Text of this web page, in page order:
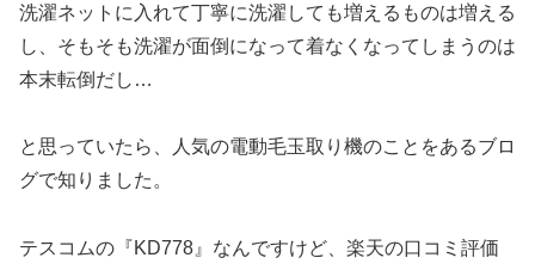
洗濯ネットに入れて丁寧に洗濯しても増えるものは増える
し、そもそも洗濯が面倒になって着なくなってしまうのは
本末転倒だし…
と思っていたら、人気の電動毛玉取り機のことをあるブロ
グで知りました。
テスコムの『KD778』なんですけど、楽天の口コミ評価